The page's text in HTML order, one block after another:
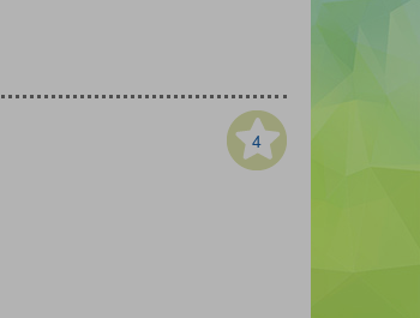
4